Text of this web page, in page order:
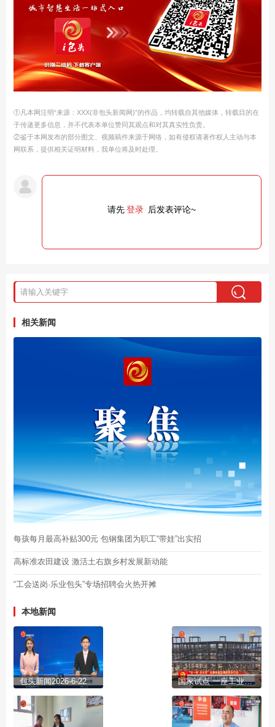
①凡本网注明“来源：XXX(非包头新闻网)”的作品，均转载自其他媒体，转载目的在
于传递更多信息，并不代表本单位赞同其观点和对其真实性负责。
②鉴于本网发布的部分图文、视频稿件来源于网络，如有侵权请著作权人主动与本
网联系，提供相关证明材料，我单位将及时处理。
请先登录 后发表评论~
相关新闻
每孩每月最高补贴300元 包钢集团为职工“带娃”出实招
高标准农田建设 激活土右旗乡村发展新动能
“工会送岗·乐业包头”专场招聘会火热开摊
本地新闻
包头新闻2026-6-22 国家试点 一座工业城市的流通“新名片”